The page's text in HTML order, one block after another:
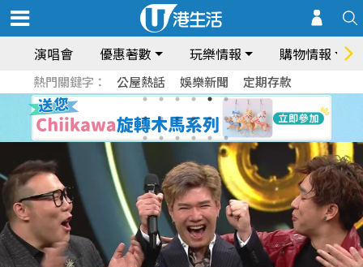
演唱會 優惠著數 玩樂情報 購物情報
熱門關鍵字： 公屋熱話 娛樂新聞 定期存款